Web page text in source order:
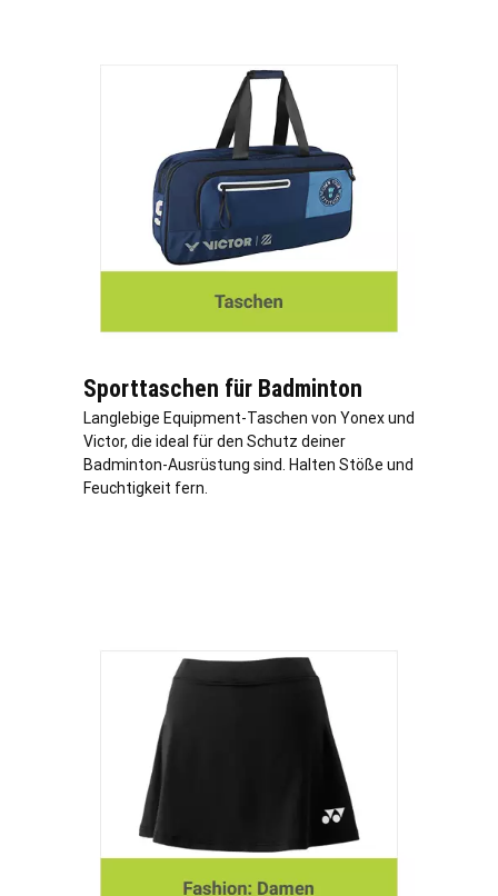
Sporttaschen für Badminton
Langlebige Equipment-Taschen von Yonex und
Victor, die ideal für den Schutz deiner
Badminton-Ausrüstung sind. Halten Stöße und
Feuchtigkeit fern.